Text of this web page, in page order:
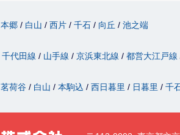
本郷 白山 西片 千石 向丘 池之端
千代田線 山手線 京浜東北線 都営大江戸線
茗荷谷 白山 本駒込 西日暮里 日暮里 千